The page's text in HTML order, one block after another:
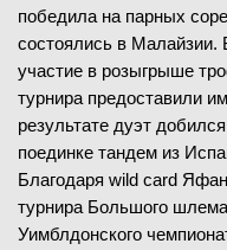
победила на парных
состоялись в Малайзии.
участие в розыгрыше
турнира предоставили
результате дуэт
поединке тандем из
Благодаря wild card
турнира Большого
Уимблдонского